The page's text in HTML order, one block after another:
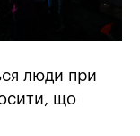
люди при
що